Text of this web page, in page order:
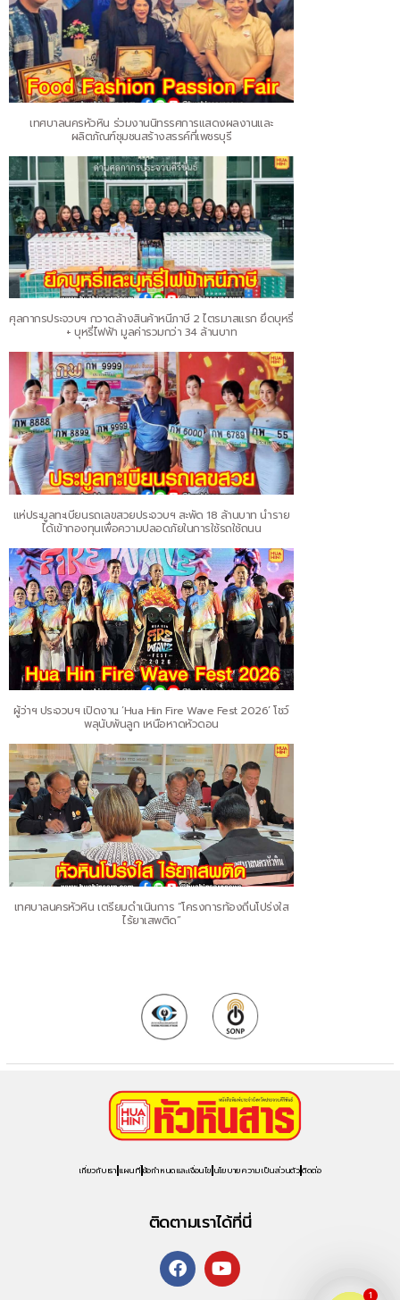
เทศบาลนครหัวหิน ร่วมงานนิทรรศการแสดงผลงานและ
ผลิตภัณฑ์ชุมชนสร้างสรรค์ที่เพชรบุรี
ศุลกากรประจวบฯ กวาดล้างสินค้าหนีภาษี 2 ไตรมาสแรก ยึดบุหรี่
+ บุหรี่ไฟฟ้า มูลค่ารวมกว่า 34 ล้านบาท
แห่ประมูลทะเบียนรถเลขสวยประจวบฯ สะพัด 18 ล้านบาท นำราย
ได้เข้ากองทุนเพื่อความปลอดภัยในการใช้รถใช้ถนน
ผู้ว่าฯ ประจวบฯ เปิดงาน ‘Hua Hin Fire Wave Fest 2026’ โชว์
พลุนับพันลูก เหนือหาดหัวดอน
เทศบาลนครหัวหิน เตรียมดำเนินการ “โครงการท้องถิ่นโปร่งใส
ไร้ยาเสพติด”
เกี่ยวกับเรา แผนที่ข้อกำหนดและเงื่อนไข นโยบายความเป็นส่วนตัวติดต่อ
ติดตามเราได้ที่นี่
1